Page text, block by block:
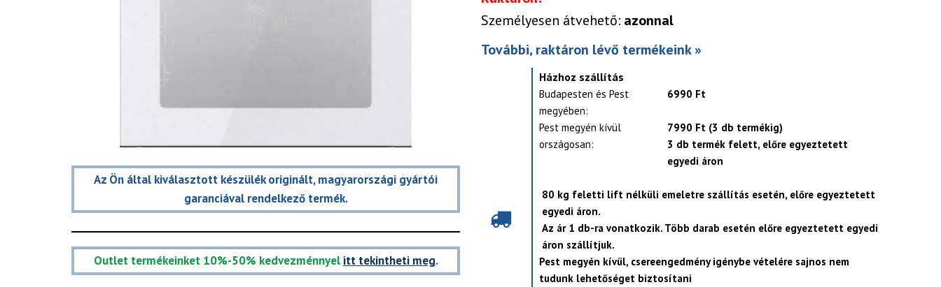
Az Ön által kiválasztott készülék originált, magyarországi gyártói
garanciával rendelkező termék.
Outlet termékeinket 10%-50% kedvezménnyel itt tekintheti meg.
Személyesen átvehető: azonnal
További, raktáron lévő termékeink »
Házhoz szállítás
Budapesten és Pest
megyében:
6990 Ft
Pest megyén kívül
országosan:
7990 Ft (3 db termékig)
3 db termék felett, előre egyeztetett
egyedi áron
80 kg feletti lift nélküli emeletre szállítás esetén, előre egyeztetett
egyedi áron.
Az ár 1 db-ra vonatkozik. Több darab esetén előre egyeztetett egyedi
áron szállítjuk.
Pest megyén kívül, csereengedmény igénybe vételére sajnos nem
tudunk lehetőséget biztosítani